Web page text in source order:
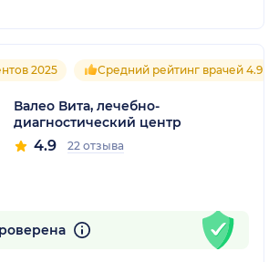
2025 Средний рейтинг врачей 4.9
Валео Вита, лечебно-
диагностический центр
4.9 22 отзыва